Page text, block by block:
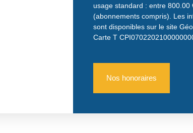
usage standard : entre
(abonnements compris). Les
sont disponibles sur le site
Carte T
Nos honoraires